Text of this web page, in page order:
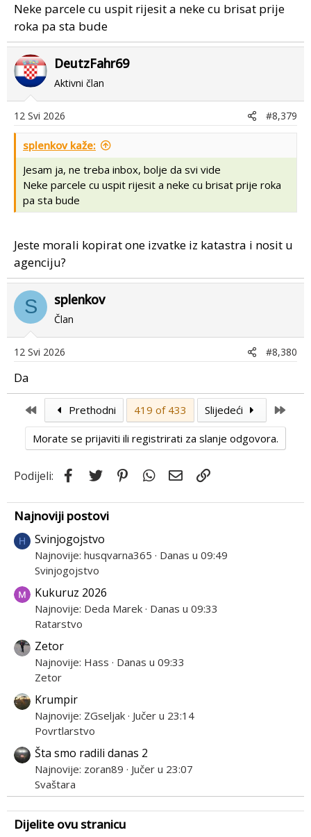
Neke parcele cu uspit rijesit a neke cu brisat prije
roka pa sta bude
DeutzFahr69
Aktivni član
12 Svi 2026 #8,379
splenkov kaže:
Jesam ja, ne treba inbox, bolje da svi vide
Neke parcele cu uspit rijesit a neke cu brisat prije roka
pa sta bude
Jeste morali kopirat one izvatke iz katastra i nosit u
agenciju?
S splenkov
Član
12 Svi 2026 #8,380
Da
First Prethodni 419 of 433 Slijedeći
Morate se prijaviti ili registrirati za slanje odgovora.
Podijeli: Facebook
Twitter PinterestWhatsApp
Email
Najnoviji postovi
H Svinjogojstvo
Najnovije: husqvarna365
Danas u 09:49
Svinjogojstvo
Kukuruz 2026
Najnovije: Deda Marek Danas u 09:33
Ratarstvo
Zetor
Najnovije: Hass
Danas u 09:33
Zetor
Krumpir
Najnovije: ZGseljak Jučer u 23:14
Povrtlarstvo
Šta smo radili danas 2
Najnovije: zoran89
Jučer u 23:07
Svaštara
Dijelite ovu stranicu